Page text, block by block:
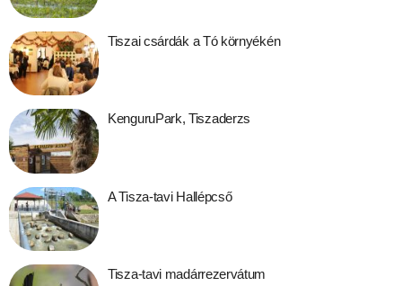
Tiszai csárdák a Tó környékén
KenguruPark, Tiszaderzs
A Tisza-tavi Hallépcső
Tisza-tavi madárrezervátum